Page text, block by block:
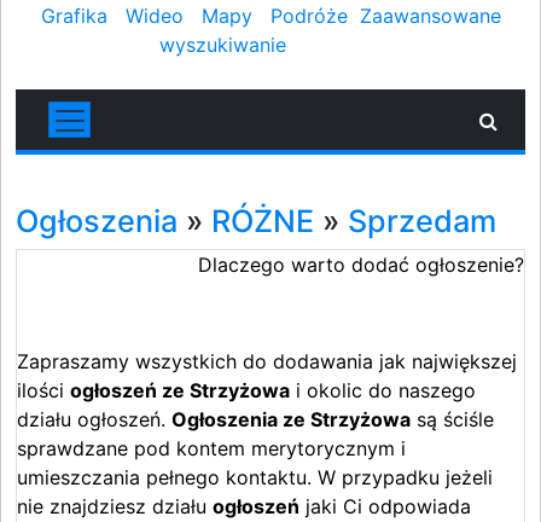
Grafika
Wideo Mapy Podróże Zaawansowane
wyszukiwanie
Ogłoszenia » RÓŻNE » Sprzedam
Dlaczego warto dodać ogłoszenie?
Zapraszamy wszystkich do dodawania jak największej
ilości ogłoszeń ze Strzyżowa i okolic do naszego
działu ogłoszeń. Ogłoszenia ze Strzyżowa są ściśle
sprawdzane pod kontem merytorycznym i
umieszczania pełnego kontaktu. W przypadku jeżeli
nie znajdziesz działu ogłoszeń jaki Ci odpowiada